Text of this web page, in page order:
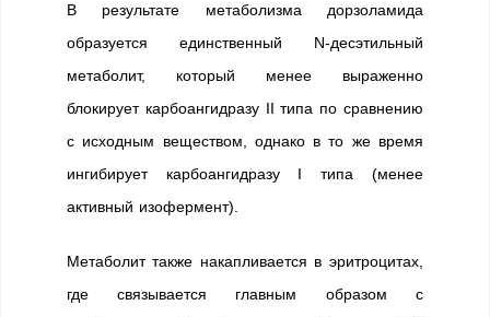
В результате метаболизма дорзоламида
образуется единственный N-десэтильный
метаболит, который менее выраженно
блокирует карбоангидразу II типа по сравнению
с исходным веществом, однако в то же время
ингибирует карбоангидразу I типа (менее
активный изофермент).
Метаболит также накапливается в эритроцитах,
где связывается главным образом с